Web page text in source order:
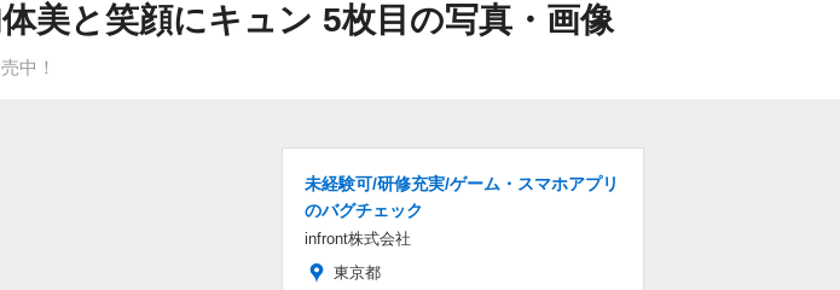
美と笑顔にキュン 5枚目の写真・画像
中！
未経験可/研修充実/ゲーム・スマホアプリ
のバグチェック
infront株式会社
東京都